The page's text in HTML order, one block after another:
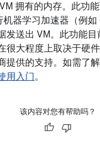
拥有的内存。此功
机器学习加速器（例如
发送出 VM。此功能目
很大程度上取决于硬
提供的支持。如需了
用入门。
该内容对您有帮助吗？